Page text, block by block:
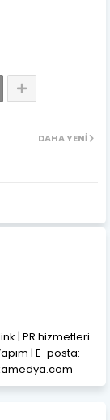
DAHA YENI
| PR hizmetleri
| E-posta: